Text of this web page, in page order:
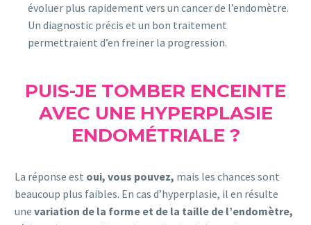
évoluer plus rapidement vers un cancer de l’endomètre.
Un diagnostic précis et un bon traitement
permettraient d’en freiner la progression.
PUIS-JE TOMBER ENCEINTE
AVEC UNE HYPERPLASIE
ENDOMÉTRIALE ?
La réponse est oui, vous pouvez, mais les chances sont
beaucoup plus faibles. En cas d’hyperplasie, il en résulte
une variation de la forme et de la taille de l’endomètre,